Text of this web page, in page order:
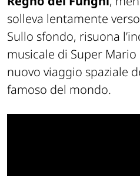
solleva lentamente
Sullo sfondo, risuona
musicale di Super
nuovo viaggio spaziale
famoso del mondo.